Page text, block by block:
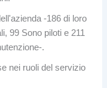
-186 di loro
99 Sono piloti e 211
.
nei ruoli del servizio